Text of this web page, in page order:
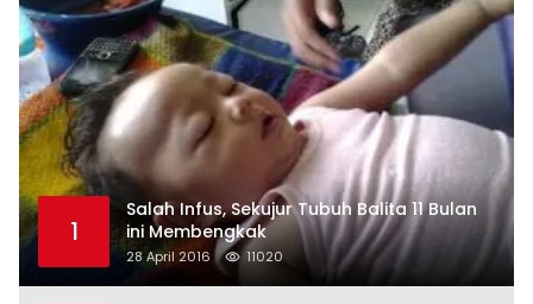
1
Salah Infus, Sekujur Tubuh Balita 11 Bulan
ini Membengkak
28 April 2016 11020